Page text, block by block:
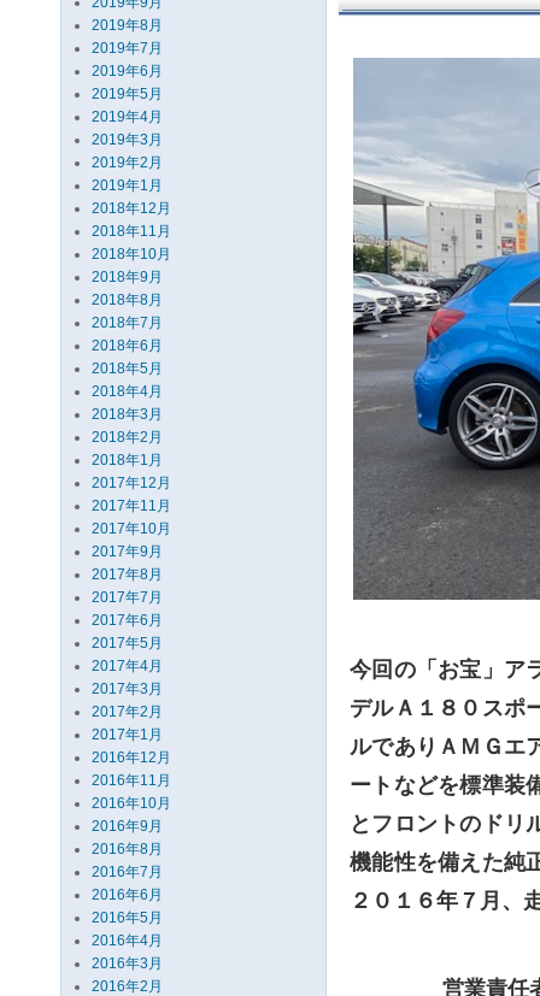
2019年8月
2019年7月
2019年6月
2019年5月
2019年4月
2019年3月
2019年2月
2019年1月
2018年12月
2018年11月
2018年10月
2018年9月
2018年8月
2018年7月
2018年6月
2018年5月
2018年4月
2018年3月
2018年2月
2018年1月
2017年12月
2017年11月
2017年10月
2017年9月
2017年8月
2017年7月
2017年6月
2017年5月
2017年4月
2017年3月
2017年2月
2017年1月
2016年12月
2016年11月
2016年10月
2016年9月
2016年8月
2016年7月
2016年6月
2016年5月
2016年4月
2016年3月
2016年2月
今回の「お宝」ア
デルＡ１８０スポ
ルでありＡＭＧエ
ートなどを標準装
とフロントのドリ
機能性を備えた純
２０１６年７月、
営業責任